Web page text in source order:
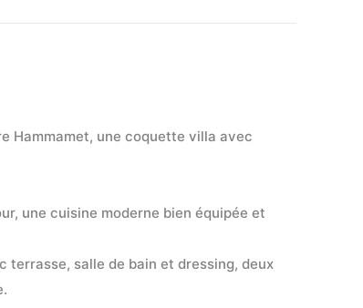
Hammamet, une coquette villa avec
une cuisine moderne bien équipée et
terrasse, salle de bain et dressing, deux